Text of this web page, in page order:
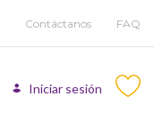
Contáctanos FAQ
Iniciar sesión